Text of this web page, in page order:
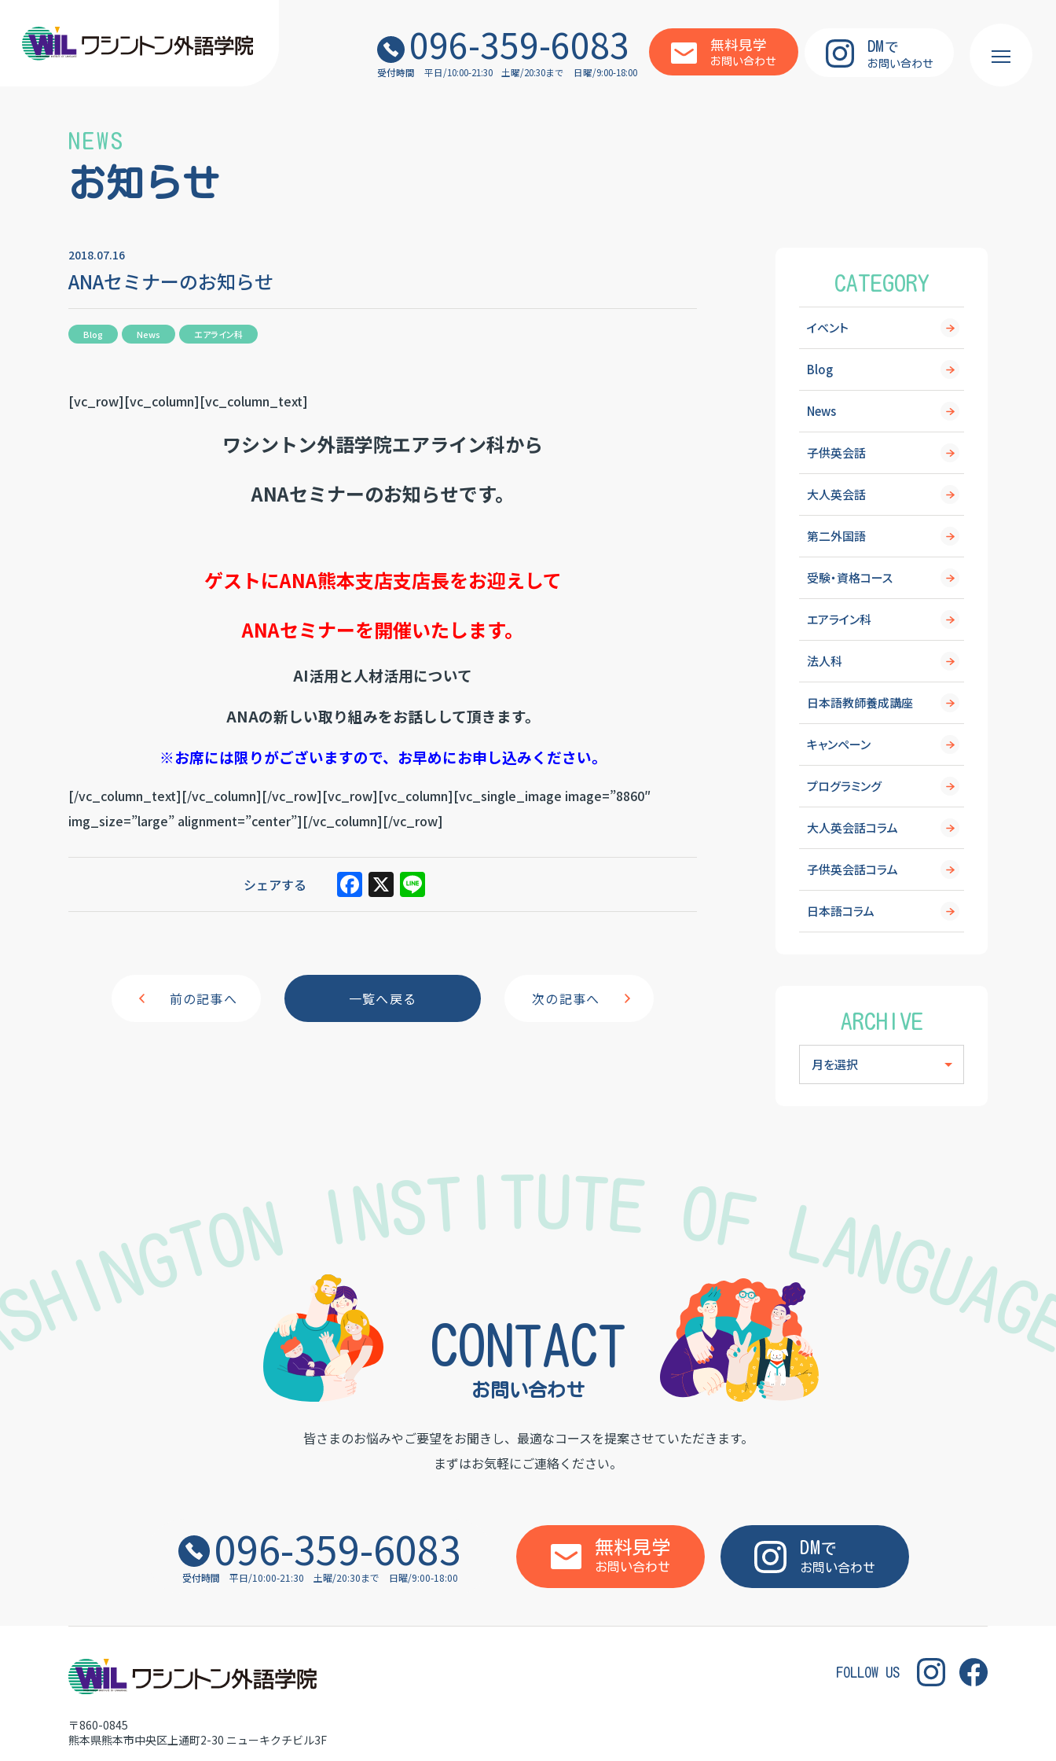
096-359-6083
受付時間 平日/10:00-21:30 土曜/20:30まで 日曜/9:00-18:00
無料見学
お問い合わせ
DMで
お問い合わせ
お知らせ
NEWS
2018.07.16
ANAセミナーのお知らせ
Blog News エアライン科
[vc_row][vc_column][vc_column_text]
ワシントン外語学院エアライン科から
ANAセミナーのお知らせです。
ゲストにANA熊本支店支店長をお迎えして
ANAセミナーを開催いたします。
AI活用と人材活用について
ANAの新しい取り組みをお話しして頂きます。
※お席には限りがございますので、お早めにお申し込みください。
[/vc_column_text][/vc_column][/vc_row][vc_row][vc_column][vc_single_image image=”8860″
img_size=”large” alignment=”center”][/vc_column][/vc_row]
シェアする F
a
b
o
X Li
n
前の記事へ 次の記事へ
一覧へ戻る
CATEGORY
イベント
Blog
News
子供英会話
大人英会話
第二外国語
受験・資格コース
エアライン科
法人科
日本語教師養成講座
キャンペーン
プログラミング
大人英会話コラム
子供英会話コラム
日本語コラム
ARCHIVE
INSTITUTE OF
お問い合わせ
CONTACT
皆さまのお悩みやご要望をお聞きし、 最適なコースを提案させていただきます。
まずはお気軽にご連絡ください。
096-359-6083
受付時間 平日/10:00-21:30 土曜/20:30まで 日曜/9:00-18:00
無料見学
お問い合わせ
DMで
お問い合わせ
FOLLOW US
〒860-0845
熊本県熊本市中央区上通町2-30 ニューキクチビル3F